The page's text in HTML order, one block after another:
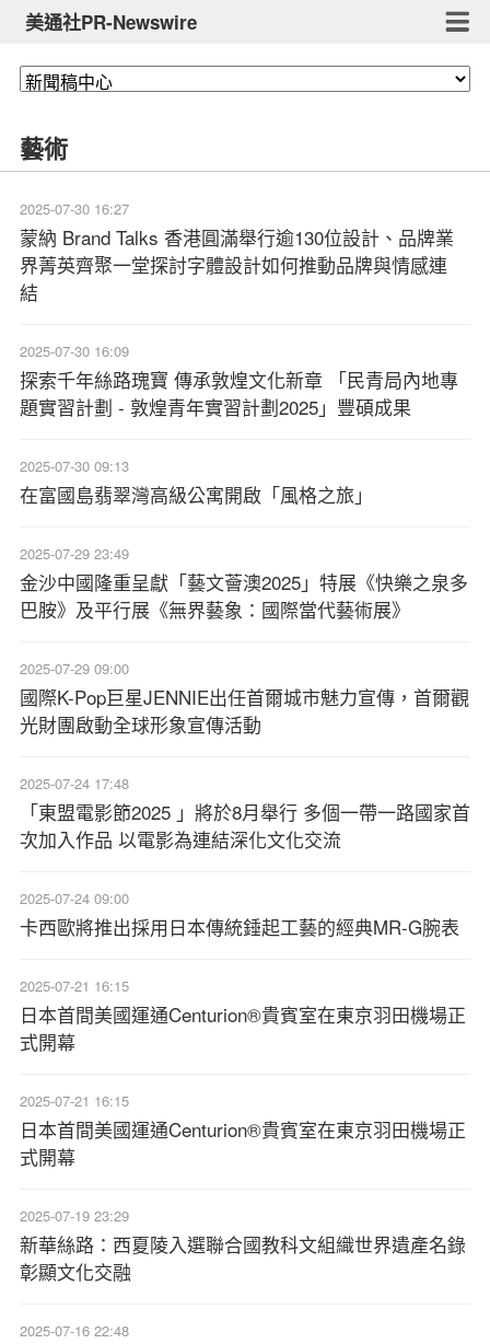
美通社PR-Newswire
藝術
2025-07-30 16:27
蒙納 Brand Talks 香港圓滿舉行逾130位設計、品牌業
界菁英齊聚一堂探討字體設計如何推動品牌與情感連
結
2025-07-30 16:09
探索千年絲路瑰寶 傳承敦煌文化新章 「民青局內地專
題實習計劃 - 敦煌青年實習計劃2025」豐碩成果
2025-07-30 09:13
在富國島翡翠灣高級公寓開啟「風格之旅」
2025-07-29 23:49
金沙中國隆重呈獻「藝文薈澳2025」特展《快樂之泉多
巴胺》及平行展《無界藝象：國際當代藝術展》
2025-07-29 09:00
國際K-Pop巨星JENNIE出任首爾城市魅力宣傳，首爾觀
光財團啟動全球形象宣傳活動
2025-07-24 17:48
「東盟電影節2025 」將於8月舉行 多個一帶一路國家首
次加入作品 以電影為連結深化文化交流
2025-07-24 09:00
卡西歐將推出採用日本傳統錘起工藝的經典MR-G腕表
2025-07-21 16:15
日本首間美國運通Centurion®貴賓室在東京羽田機場正
式開幕
2025-07-21 16:15
日本首間美國運通Centurion®貴賓室在東京羽田機場正
式開幕
2025-07-19 23:29
新華絲路：西夏陵入選聯合國教科文組織世界遺產名錄
彰顯文化交融
2025-07-16 22:48